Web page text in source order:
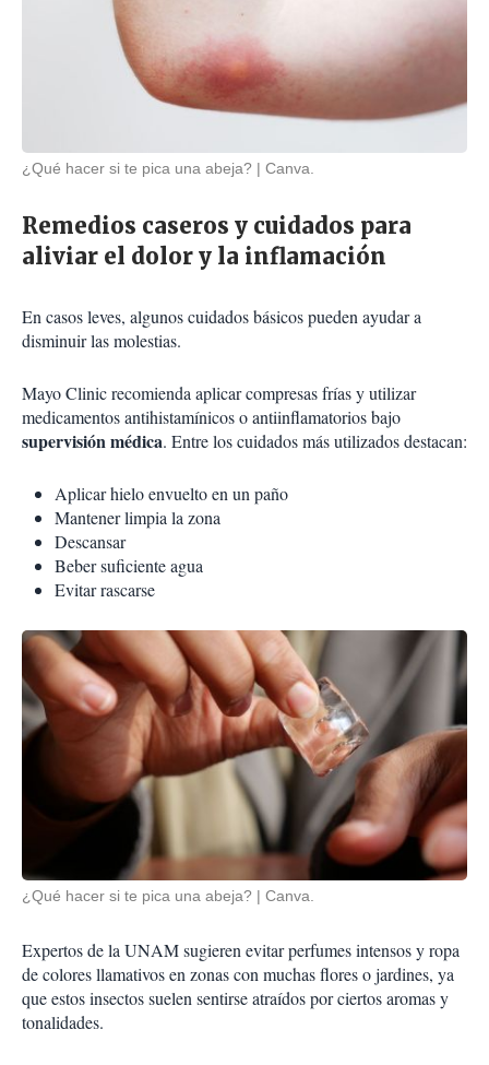
¿Qué hacer si te pica una abeja? Canva.
Remedios caseros y cuidados para
aliviar el dolor y la inflamación
En casos leves, algunos cuidados básicos pueden ayudar a
disminuir las molestias.
Mayo Clinic recomienda aplicar compresas frías y utilizar
medicamentos antihistamínicos o antiinflamatorios bajo
supervisión médica. Entre los cuidados más utilizados destacan:
Aplicar hielo envuelto en un paño
Mantener limpia la zona
Descansar
Beber suficiente agua
Evitar rascarse
¿Qué hacer si te pica una abeja? Canva.
Expertos de la UNAM sugieren evitar perfumes intensos y ropa
de colores llamativos en zonas con muchas flores o jardines, ya
que estos insectos suelen sentirse atraídos por ciertos aromas y
tonalidades.